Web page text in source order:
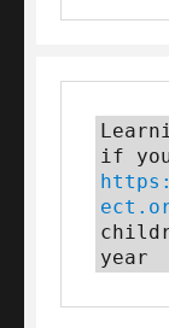
year